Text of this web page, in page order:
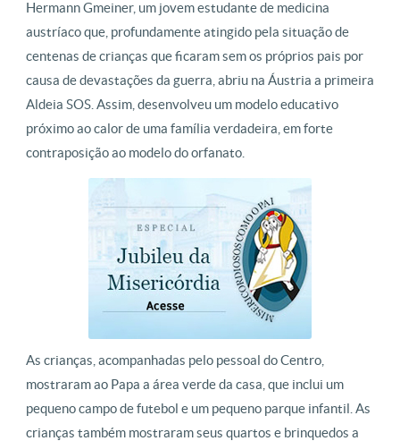
Hermann Gmeiner, um jovem estudante de medicina
austríaco que, profundamente atingido pela situação de
centenas de crianças que ficaram sem os próprios pais por
causa de devastações da guerra, abriu na Áustria a primeira
Aldeia SOS. Assim, desenvolveu um modelo educativo
próximo ao calor de uma família verdadeira, em forte
contraposição ao modelo do orfanato.
As crianças, acompanhadas pelo pessoal do Centro,
mostraram ao Papa a área verde da casa, que inclui um
pequeno campo de futebol e um pequeno parque infantil. As
crianças também mostraram seus quartos e brinquedos a